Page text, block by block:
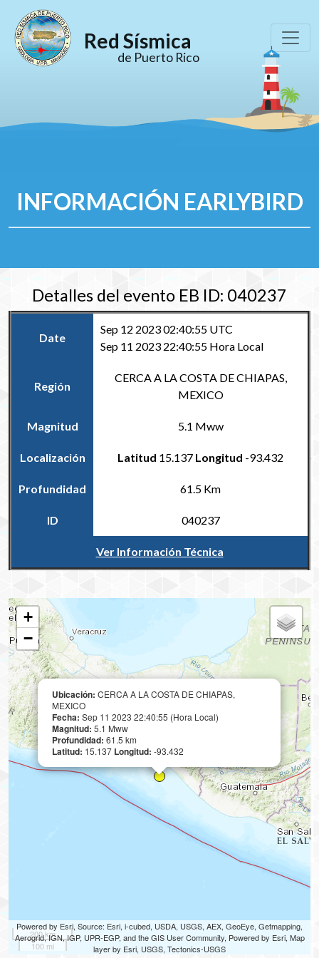
Red Sísmica
de Puerto Rico
INFORMACIÓN EARLYBIRD
Detalles del evento EB ID: 040237
Date
Sep 12 2023 02:40:55 UTC
Sep 11 2023 22:40:55 Hora Local
Región
CERCA A LA COSTA DE CHIAPAS,
MEXICO
Magnitud 5.1 Mww
Localización Latitud 15.137 Longitud -93.432
Profundidad 61.5 Km
ID 040237
Ver Información Técnica
Ubicación: CERCA A LA COSTA DE CHIAPAS,
MEXICO
Fecha: Sep 11 2023 22:40:55 (Hora Local)
Magnitud: 5.1 Mww
Profundidad: 61.5 km
Latitud: 15.137 Longitud: -93.432
+
−
200 km
100 mi
Powered by Esri, Source: Esri, i-cubed, USDA, USGS, AEX, GeoEye, Getmapping,
Aerogrid, IGN, IGP, UPR-EGP, and the GIS User Community, Powered by Esri, Map
layer by Esri, USGS, Tectonics-USGS